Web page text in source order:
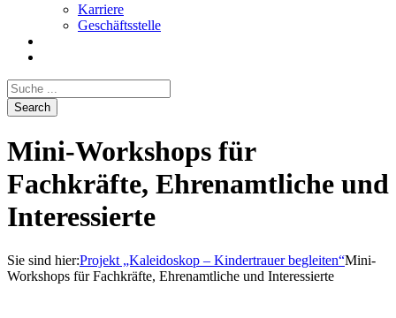
Karriere
Geschäftsstelle
Mini-Workshops für
Fachkräfte, Ehrenamtliche und
Interessierte
Sie sind hier:Projekt „Kaleidoskop – Kindertrauer begleiten“Mini-
Workshops für Fachkräfte, Ehrenamtliche und Interessierte